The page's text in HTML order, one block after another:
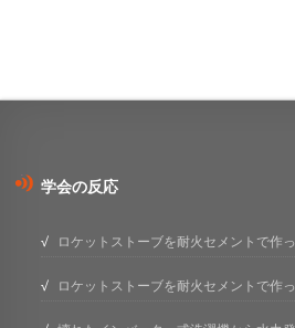
学会の反応
ロケットストーブを耐火セメントで作
ロケットストーブを耐火セメントで作